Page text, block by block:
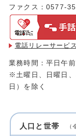
ファクス：0577-
電話リレーサービ
業務時間：平日午
※土曜日、日曜日
日）を除く
人口と世帯 （